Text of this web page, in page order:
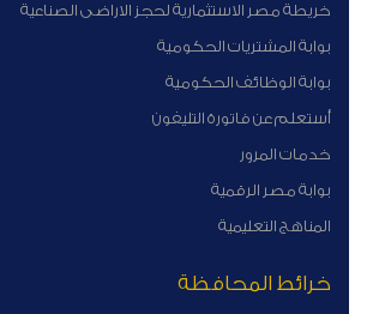
خريطة مصر الاستثمارية لحجز الاراضى الصناعية
بوابة المشتريات الحكومية
بوابة الوظائف الحكومية
أستعلم عن فاتورة التليفون
خدمات المرور
بوابة مصر الرقمية
المناهج التعليمية
خرائط المحافظة